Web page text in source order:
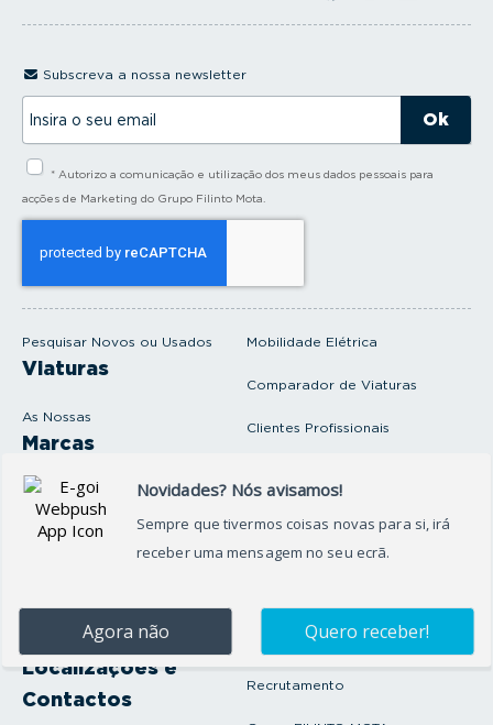
Pesquisar Novos ou Usados
Viaturas
As Nossas
Marcas
Produtos e serviços
Oficina
Onde Estamos
Localizações e
Contactos
Mobilidade Elétrica
Comparador de Viaturas
Clientes Profissionais
Seguros Protector
Artigos e Notícias
Recrutamento
Subscreva a nossa newsletter
s
l
* Autorizo a comunicação e utilização dos meus dados pessoais para
acções de Marketing do Grupo Filinto Mota.